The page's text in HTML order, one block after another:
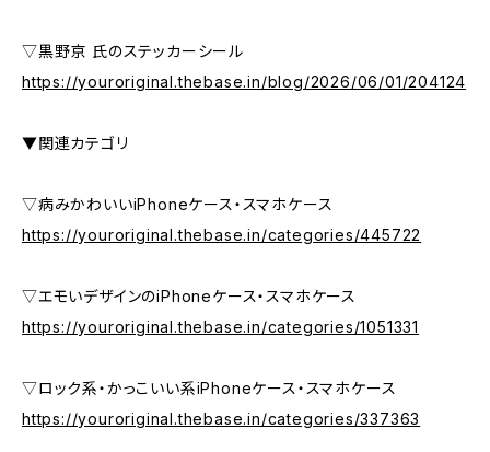
▽黒野京 氏のステッカーシール
https://youroriginal.thebase.in/blog/2026/06/01/204124
▼関連カテゴリ
▽病みかわいいiPhoneケース・スマホケース
https://youroriginal.thebase.in/categories/445722
▽エモいデザインのiPhoneケース・スマホケース
https://youroriginal.thebase.in/categories/1051331
▽ロック系・かっこいい系iPhoneケース・スマホケース
https://youroriginal.thebase.in/categories/337363